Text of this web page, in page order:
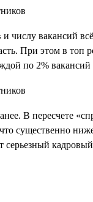
числу вакансий
При этом в топ
по 2% вакансий
В пересчете
что существенно
серьезный